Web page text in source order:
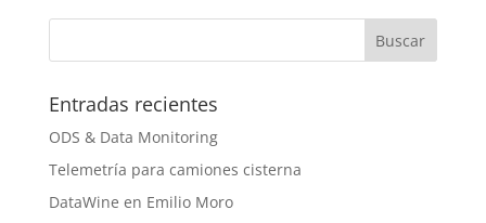
Entradas recientes
ODS & Data Monitoring
Telemetría para camiones cisterna
DataWine en Emilio Moro